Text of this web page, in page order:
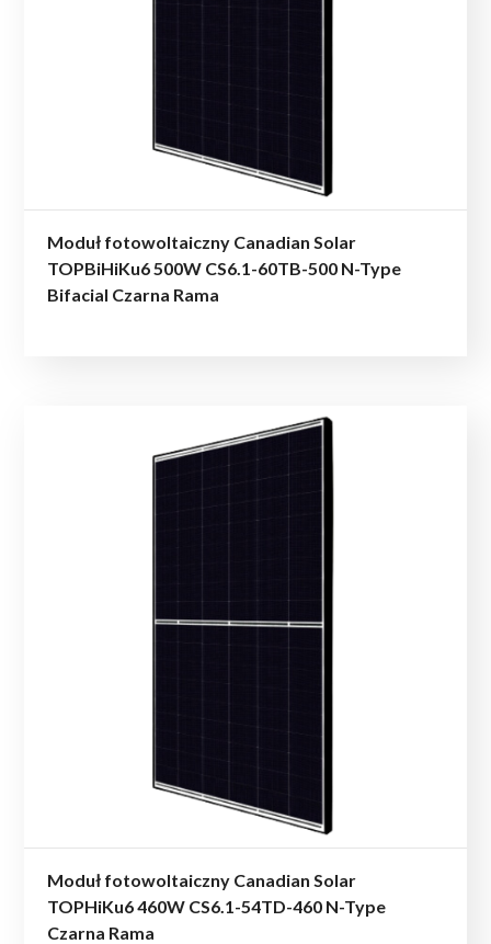
Moduł fotowoltaiczny Canadian Solar
TOPBiHiKu6 500W CS6.1-60TB-500 N-Type
Bifacial Czarna Rama
Moduł fotowoltaiczny Canadian Solar
TOPHiKu6 460W CS6.1-54TD-460 N-Type
Czarna Rama